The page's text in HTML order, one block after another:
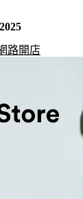
路開店